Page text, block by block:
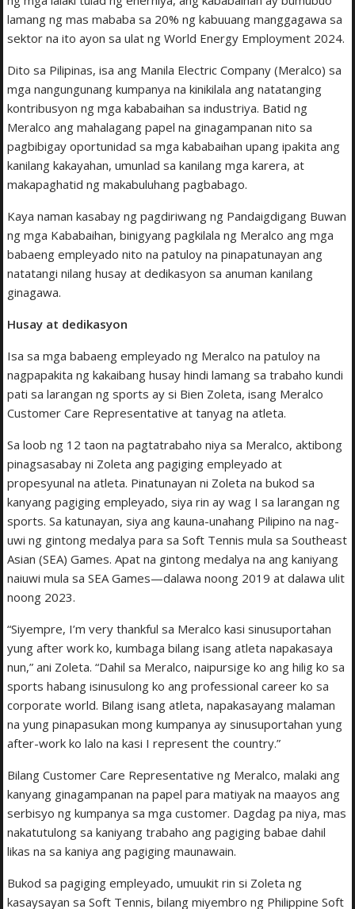
lamang ng mas mababa sa 20% ng kabuuang manggagawa sa
sektor na ito ayon sa ulat ng World Energy Employment 2024.
Dito sa Pilipinas, isa ang Manila Electric Company (Meralco) sa
mga nangungunang kumpanya na kinikilala ang natatanging
kontribusyon ng mga kababaihan sa industriya. Batid ng
Meralco ang mahalagang papel na ginagampanan nito sa
pagbibigay oportunidad sa mga kababaihan upang ipakita ang
kanilang kakayahan, umunlad sa kanilang mga karera, at
makapaghatid ng makabuluhang pagbabago.
Kaya naman kasabay ng pagdiriwang ng Pandaigdigang Buwan
ng mga Kababaihan, binigyang pagkilala ng Meralco ang mga
babaeng empleyado nito na patuloy na pinapatunayan ang
natatangi nilang husay at dedikasyon sa anuman kanilang
ginagawa.
Husay at dedikasyon
Isa sa mga babaeng empleyado ng Meralco na patuloy na
nagpapakita ng kakaibang husay hindi lamang sa trabaho kundi
pati sa larangan ng sports ay si Bien Zoleta, isang Meralco
Customer Care Representative at tanyag na atleta.
Sa loob ng 12 taon na pagtatrabaho niya sa Meralco, aktibong
pinagsasabay ni Zoleta ang pagiging empleyado at
propesyunal na atleta. Pinatunayan ni Zoleta na bukod sa
kanyang pagiging empleyado, siya rin ay wag I sa larangan ng
sports. Sa katunayan, siya ang kauna-unahang Pilipino na nag-
uwi ng gintong medalya para sa Soft Tennis mula sa Southeast
Asian (SEA) Games. Apat na gintong medalya na ang kaniyang
naiuwi mula sa SEA Games—dalawa noong 2019 at dalawa ulit
noong 2023.
“Siyempre, I’m very thankful sa Meralco kasi sinusuportahan
yung after work ko, kumbaga bilang isang atleta napakasaya
nun,” ani Zoleta. “Dahil sa Meralco, naipursige ko ang hilig ko sa
sports habang isinusulong ko ang professional career ko sa
corporate world. Bilang isang atleta, napakasayang malaman
na yung pinapasukan mong kumpanya ay sinusuportahan yung
after-work ko lalo na kasi I represent the country.”
Bilang Customer Care Representative ng Meralco, malaki ang
kanyang ginagampanan na papel para matiyak na maayos ang
serbisyo ng kumpanya sa mga customer. Dagdag pa niya, mas
nakatutulong sa kaniyang trabaho ang pagiging babae dahil
likas na sa kaniya ang pagiging maunawain.
Bukod sa pagiging empleyado, umuukit rin si Zoleta ng
kasaysayan sa Soft Tennis, bilang miyembro ng Philippine Soft